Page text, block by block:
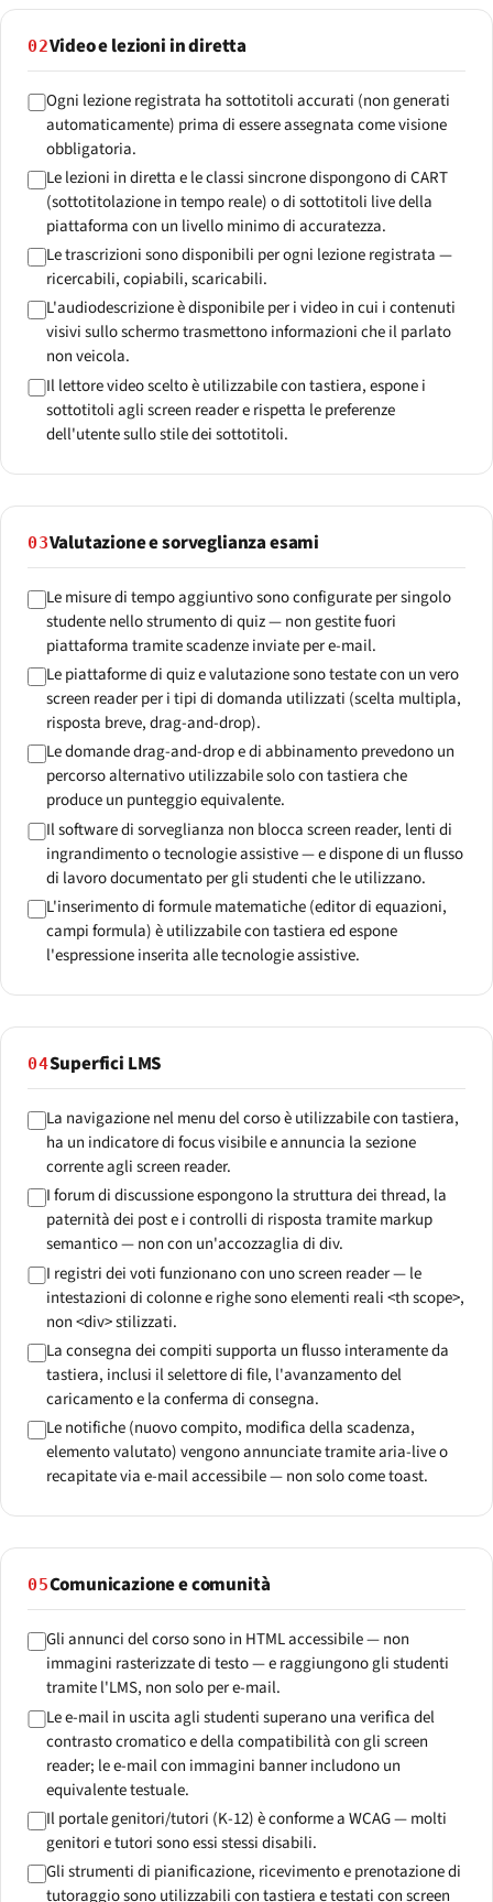
02Video e lezioni in diretta
Ogni lezione registrata ha sottotitoli accurati (non generati
automaticamente) prima di essere assegnata come visione
obbligatoria.
Le lezioni in diretta e le classi sincrone dispongono di CART
(sottotitolazione in tempo reale) o di sottotitoli live della
piattaforma con un livello minimo di accuratezza.
Le trascrizioni sono disponibili per ogni lezione registrata —
ricercabili, copiabili, scaricabili.
L'audiodescrizione è disponibile per i video in cui i contenuti
visivi sullo schermo trasmettono informazioni che il parlato
non veicola.
Il lettore video scelto è utilizzabile con tastiera, espone i
sottotitoli agli screen reader e rispetta le preferenze
dell'utente sullo stile dei sottotitoli.
03Valutazione e sorveglianza esami
Le misure di tempo aggiuntivo sono configurate per singolo
studente nello strumento di quiz — non gestite fuori
piattaforma tramite scadenze inviate per e-mail.
Le piattaforme di quiz e valutazione sono testate con un vero
screen reader per i tipi di domanda utilizzati (scelta multipla,
risposta breve, drag-and-drop).
Le domande drag-and-drop e di abbinamento prevedono un
percorso alternativo utilizzabile solo con tastiera che
produce un punteggio equivalente.
Il software di sorveglianza non blocca screen reader, lenti di
ingrandimento o tecnologie assistive — e dispone di un flusso
di lavoro documentato per gli studenti che le utilizzano.
L'inserimento di formule matematiche (editor di equazioni,
campi formula) è utilizzabile con tastiera ed espone
l'espressione inserita alle tecnologie assistive.
04Superfici LMS
La navigazione nel menu del corso è utilizzabile con tastiera,
ha un indicatore di focus visibile e annuncia la sezione
corrente agli screen reader.
I forum di discussione espongono la struttura dei thread, la
paternità dei post e i controlli di risposta tramite markup
semantico — non con un'accozzaglia di div.
I registri dei voti funzionano con uno screen reader — le
intestazioni di colonne e righe sono elementi reali <th scope>,
non <div> stilizzati.
La consegna dei compiti supporta un flusso interamente da
tastiera, inclusi il selettore di file, l'avanzamento del
caricamento e la conferma di consegna.
Le notifiche (nuovo compito, modifica della scadenza,
elemento valutato) vengono annunciate tramite aria-live o
recapitate via e-mail accessibile — non solo come toast.
05Comunicazione e comunità
Gli annunci del corso sono in HTML accessibile — non
immagini rasterizzate di testo — e raggiungono gli studenti
tramite l'LMS, non solo per e-mail.
Le e-mail in uscita agli studenti superano una verifica del
contrasto cromatico e della compatibilità con gli screen
reader; le e-mail con immagini banner includono un
equivalente testuale.
Il portale genitori/tutori (K-12) è conforme a WCAG — molti
genitori e tutori sono essi stessi disabili.
Gli strumenti di pianificazione, ricevimento e prenotazione di
tutoraggio sono utilizzabili con tastiera e testati con screen